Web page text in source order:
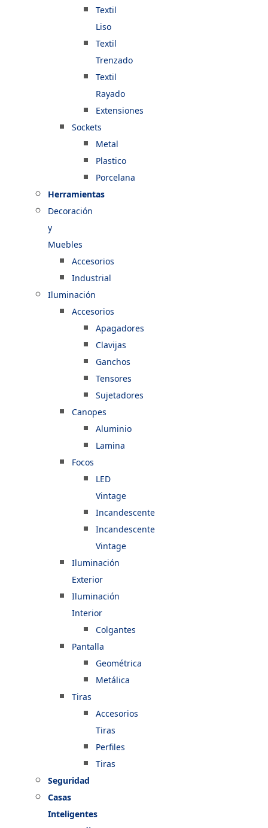
Textil
Liso
Textil
Trenzado
Textil
Rayado
Extensiones
Sockets
Metal
Plastico
Porcelana
Herramientas
Decoración
y
Muebles
Accesorios
Industrial
Iluminación
Accesorios
Apagadores
Clavijas
Ganchos
Tensores
Sujetadores
Canopes
Aluminio
Lamina
Focos
LED
Vintage
Incandescente
Incandescente
Vintage
Iluminación
Exterior
Iluminación
Interior
Colgantes
Pantalla
Geométrica
Metálica
Tiras
Accesorios
Tiras
Perfiles
Tiras
Seguridad
Casas
Inteligentes